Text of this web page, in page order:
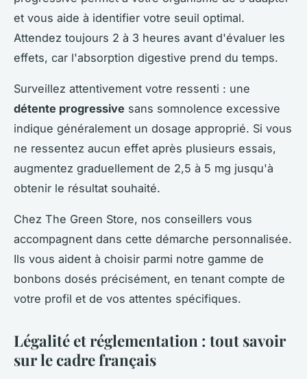
et vous aide à identifier votre seuil optimal.
Attendez toujours 2 à 3 heures avant d'évaluer les
effets, car l'absorption digestive prend du temps.
Surveillez attentivement votre ressenti : une
détente progressive sans somnolence excessive
indique généralement un dosage approprié. Si vous
ne ressentez aucun effet après plusieurs essais,
augmentez graduellement de 2,5 à 5 mg jusqu'à
obtenir le résultat souhaité.
Chez The Green Store, nos conseillers vous
accompagnent dans cette démarche personnalisée.
Ils vous aident à choisir parmi notre gamme de
bonbons dosés précisément, en tenant compte de
votre profil et de vos attentes spécifiques.
Légalité et réglementation : tout savoir
sur le cadre français